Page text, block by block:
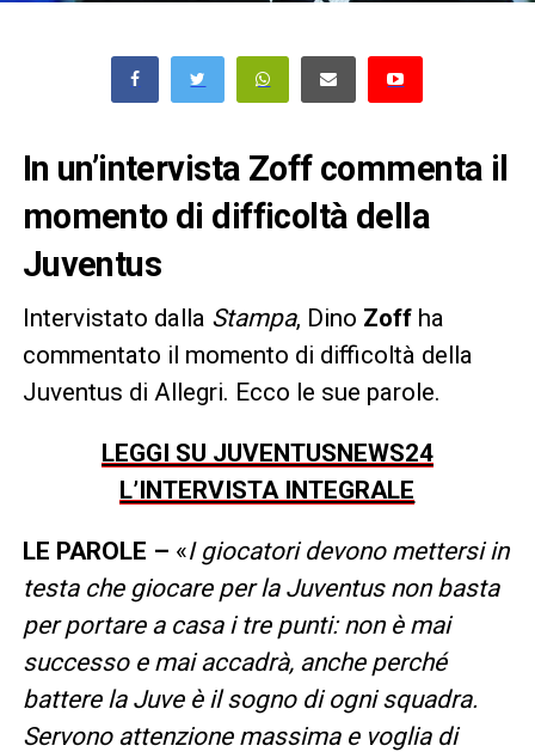
In un’intervista Zoff commenta il
momento di difficoltà della
Juventus
Intervistato dalla Stampa, Dino Zoffha
commentato il momento di difficoltà della
Juventus di Allegri. Ecco le sue parole.
LEGGI SU JUVENTUSNEWS24
L’INTERVISTA INTEGRALE
LE PAROLE – «I giocatori devono mettersi in
testa che giocare per la Juventus non basta
per portare a casa i tre punti: non è mai
successo e mai accadrà, anche perché
battere la Juve è il sogno di ogni squadra.
Servono attenzione massima e voglia di